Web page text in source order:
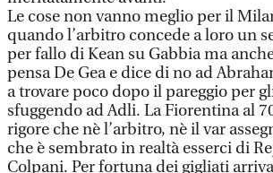
Le cose non vanno meglio per il
quando l’arbitro concede a loro un
per fallo di Kean su Gabbia ma
pensa De Gea e dice di no ad
a trovare poco dopo il pareggio per
sfuggendo ad Adli. La Fiorentina al
rigore che nè l’arbitro, nè il var
che è sembrato in realtà esserci di
Colpani. Per fortuna dei gigliati